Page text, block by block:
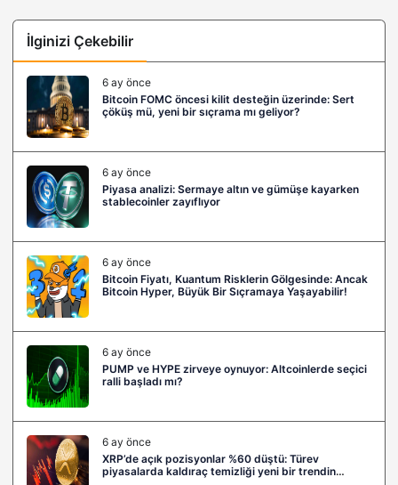
İlginizi Çekebilir
6 ay önce
Bitcoin FOMC öncesi kilit desteğin üzerinde: Sert
çöküş mü, yeni bir sıçrama mı geliyor?
6 ay önce
Piyasa analizi: Sermaye altın ve gümüşe kayarken
stablecoinler zayıflıyor
6 ay önce
Bitcoin Fiyatı, Kuantum Risklerin Gölgesinde: Ancak
Bitcoin Hyper, Büyük Bir Sıçramaya Yaşayabilir!
6 ay önce
PUMP ve HYPE zirveye oynuyor: Altcoinlerde seçici
ralli başladı mı?
6 ay önce
XRP’de açık pozisyonlar %60 düştü: Türev
piyasalarda kaldıraç temizliği yeni bir trendin